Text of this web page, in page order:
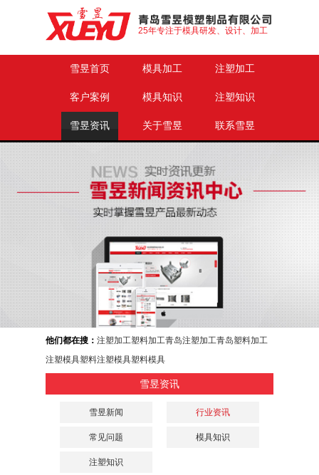
25年专注于模具研发、设计、加工
雪昱首页 模具加工 注塑加工
客户案例 模具知识 注塑知识
雪昱资讯 关于雪昱 联系雪昱
他们都在搜： 注塑加工塑料加工青岛注塑加工青岛塑料加工
注塑模具塑料注塑模具塑料模具
雪昱资讯
雪昱新闻 行业资讯
常见问题 模具知识
注塑知识